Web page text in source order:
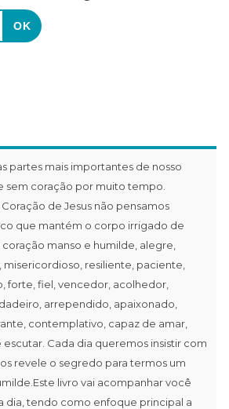
partes mais importantes de nosso
sem coração por muito tempo.
de Jesus não pensamos
que mantém o corpo irrigado de
coração manso e humilde, alegre,
resiliente, paciente,
forte, fiel, vencedor, acolhedor,
arrependido, apaixonado,
contemplativo, capaz de amar,
Cada dia queremos insistir com
revele o segredo para termos um
livro vai acompanhar você
dia, tendo como enfoque principal a